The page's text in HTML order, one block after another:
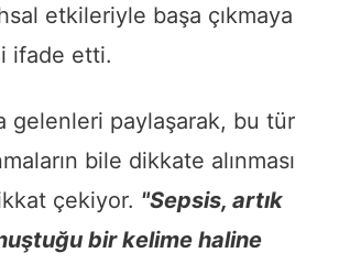
etkileriyle başa çıkmaya
ifade etti.
gelenleri paylaşarak, bu tür
bile dikkate alınması
çekiyor. "Sepsis, artık
bir kelime haline